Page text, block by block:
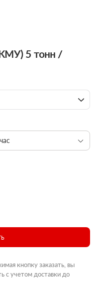
5 тонн /
час
кнопку заказать, вы
с учетом доставки до